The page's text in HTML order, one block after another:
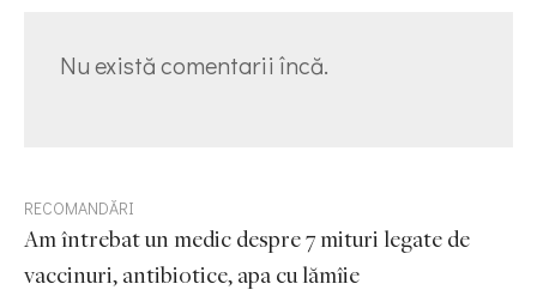
Nu există comentarii încă.
RECOMANDĂRI
Am întrebat un medic despre 7 mituri legate de
vaccinuri, antibiotice, apa cu lămîie